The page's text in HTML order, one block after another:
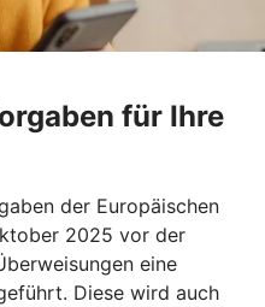
für Ihre
der Europäischen
2025 vor der
eine
Diese wird auch